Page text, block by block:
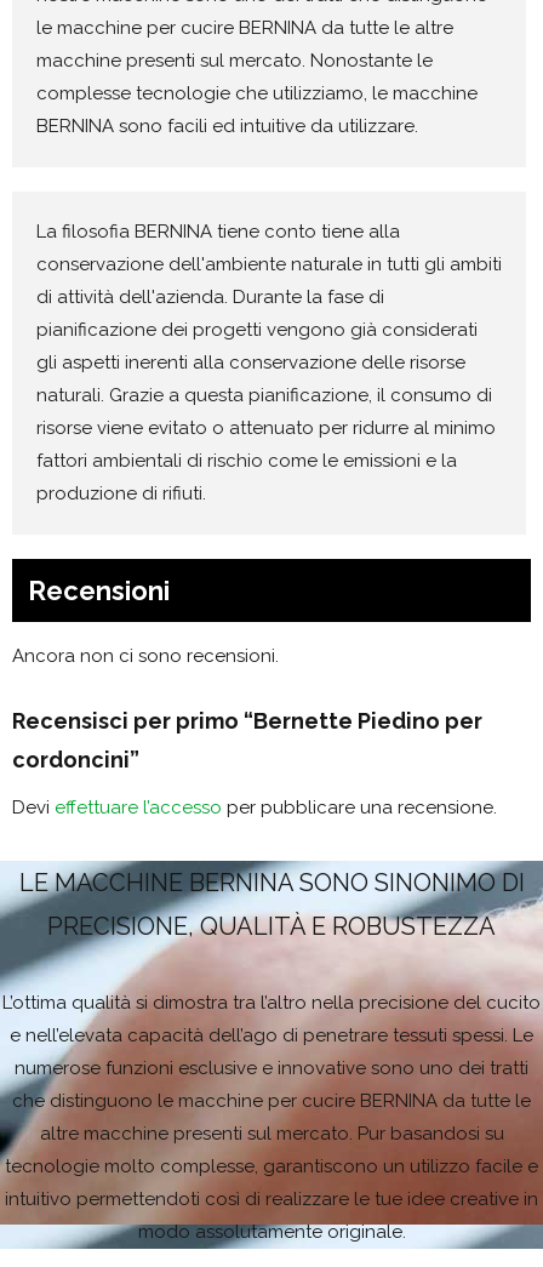
le macchine per cucire BERNINA da tutte le altre
macchine presenti sul mercato. Nonostante le
complesse tecnologie che utilizziamo, le macchine
BERNINA sono facili ed intuitive da utilizzare.
La filosofia BERNINA tiene conto tiene alla
conservazione dell'ambiente naturale in tutti gli ambiti
di attività dell'azienda. Durante la fase di
pianificazione dei progetti vengono già considerati
gli aspetti inerenti alla conservazione delle risorse
naturali. Grazie a questa pianificazione, il consumo di
risorse viene evitato o attenuato per ridurre al minimo
fattori ambientali di rischio come le emissioni e la
produzione di rifiuti.
Recensioni
Ancora non ci sono recensioni.
Recensisci per primo “Bernette Piedino per
cordoncini”
Devi effettuare l’accesso per pubblicare una recensione.
LE MACCHINE BERNINA SONO SINONIMO DI
PRECISIONE, QUALITÀ E ROBUSTEZZA
L’ottima qualità si dimostra tra l’altro nella precisione del cucito
e nell’elevata capacità dell’ago di penetrare tessuti spessi. Le
numerose funzioni esclusive e innovative sono uno dei tratti
che distinguono le macchine per cucire BERNINA da tutte le
altre macchine presenti sul mercato. Pur basandosi su
tecnologie molto complesse, garantiscono un utilizzo facile e
intuitivo permettendoti così di realizzare le tue idee creative in
modo assolutamente originale.